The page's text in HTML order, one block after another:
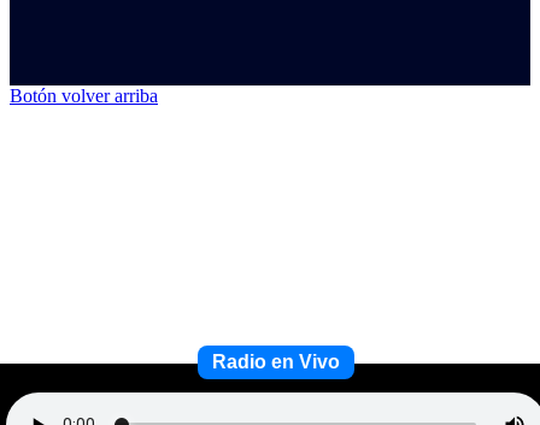
Radio en Vivo
Botón volver arriba